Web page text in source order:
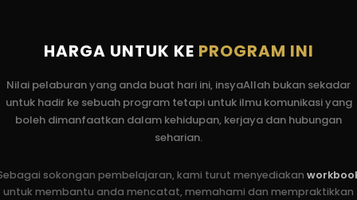
HARGA UNTUK KE PROGRAM INI
Nilai pelaburan yang anda buat hari ini, insyaAllah bukan sekadar
untuk hadir ke sebuah program tetapi untuk ilmu komunikasi yang
boleh dimanfaatkan dalam kehidupan, kerjaya dan hubungan
seharian.
sokongan pembelajaran, kami turut menyediakan
untuk membantu anda mencatat, memahami dan mempraktikkan